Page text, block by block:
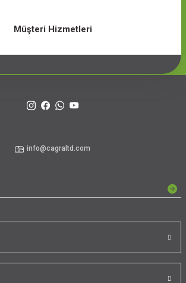
Müşteri Hizmetleri
info@cagraltd.com